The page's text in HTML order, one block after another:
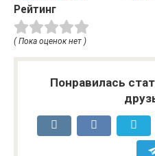
советы и пошаговое
руководство
Рейтинг
( Пока оценок нет )
Понравилась